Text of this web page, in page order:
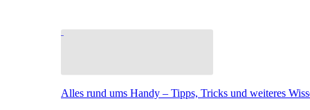
Alles rund ums Handy – Tipps, Tricks und weiteres